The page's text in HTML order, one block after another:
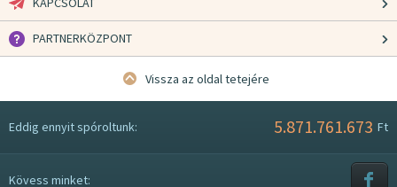
PARTNERKÖZPONT
Vissza az oldal tetejére
Eddig ennyit spóroltunk: 5.871.761.673 Ft
Kövess minket: